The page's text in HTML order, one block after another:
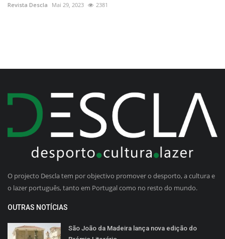
Revista Descla Mai 29, 2023 2381
O projecto Descla tem por objectivo promover o desporto, a cultura e
o lazer português, tanto em Portugal como no resto do mundo.
OUTRAS NOTÍCIAS
São João da Madeira lança nova edição do